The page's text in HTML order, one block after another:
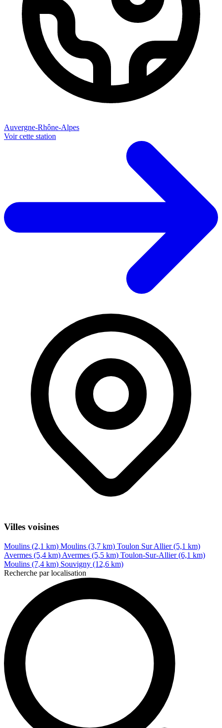
Auvergne-Rhône-Alpes
Voir cette station
Villes voisines
Moulins (2,1 km) Moulins (3,7 km) Toulon Sur Allier (5,1 km)
Avermes (5,4 km) Avermes (5,5 km) Toulon-Sur-Allier (6,1 km)
Moulins (7,4 km) Souvigny (12,6 km)
Recherche par localisation